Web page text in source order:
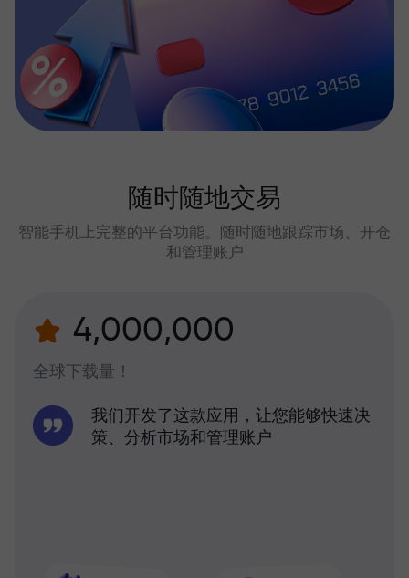
随时随地交易
智能手机上完整的平台功能。随时随地跟踪市场、开仓
和管理账户
4,000,000
全球下载量！
我们开发了这款应用，让您能够快速决
策、分析市场和管理账户